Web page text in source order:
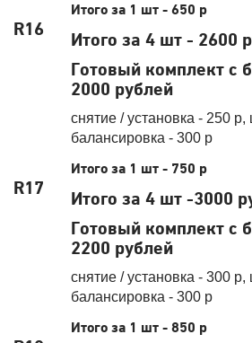
R16
Итого за 1 шт - 650 р
Итого за 4 шт - 2600
Готовый комплект с
2000 рублей
R17
снятие / установка - 250
балансировка - 300 р
Итого за 1 шт - 750 р
Итого за 4 шт -3000
Готовый комплект с
2200 рублей
снятие / установка - 300
балансировка - 300 р
Итого за 1 шт - 850 р